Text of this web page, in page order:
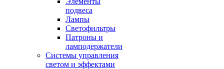
подвеса
Лампы
Светофильтры
Патроны и
ламподержатели
Системы управления
светом и эффектами